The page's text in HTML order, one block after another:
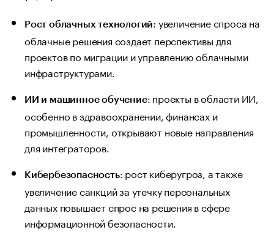
Рост облачных технологий: увеличение спроса на
облачные решения создает перспективы для
проектов по миграции и управлению облачными
инфраструктурами.
ИИ и машинное обучение: проекты в области ИИ,
особенно в здравоохранении, финансах и
промышленности, открывают новые направления
для интеграторов.
Кибербезопасность: рост киберугроз, а также
увеличение санкций за утечку персональных
данных повышает спрос на решения в сфере
информационной безопасности.